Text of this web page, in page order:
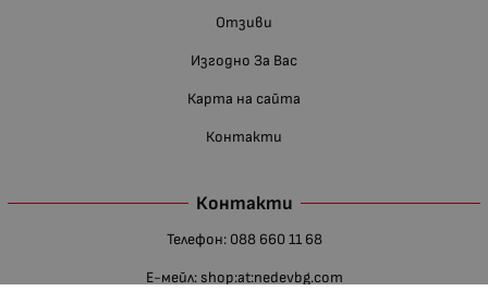
Отзиви
Изгодно За Вас
Карта на сайта
Контакти
Контакти
Телефон: 088 660 11 68
Е-мейл: shop:at:nedevbg.com